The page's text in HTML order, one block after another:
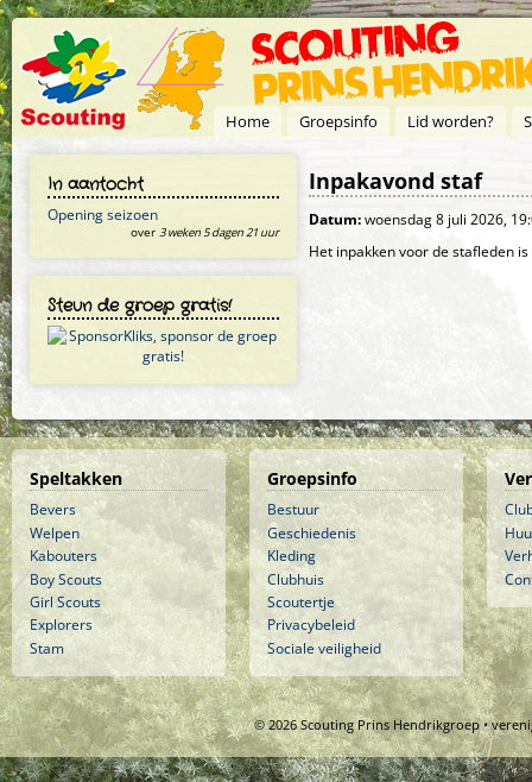
Overslaan en naar de inhoud gaan
Home Groepsinfo Lid worden?
In aantocht
Opening seizoen
over 3 weken 5 dagen 21 uur
Steun de groep gratis!
Inpakavond staf
Datum:woensdag 8 juli 2026,
Het inpakken voor de stafleden
Speltakken
Bevers
Welpen
Kabouters
Boy Scouts
Girl Scouts
Explorers
Stam
Groepsinfo
Bestuur
Geschiedenis
Kleding
Clubhuis
Scoutertje
Privacybeleid
Sociale veiligheid
© 2026 Scouting Prins Hendrikgroep •